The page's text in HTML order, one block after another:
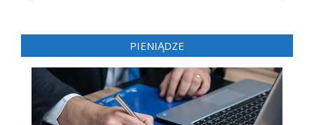
PIENIĄDZE